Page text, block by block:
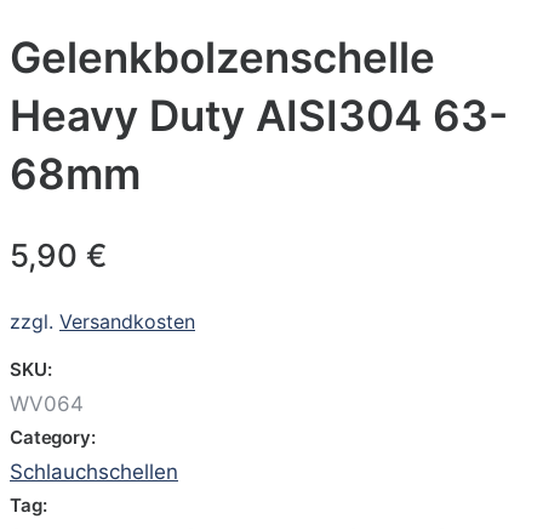
Gelenkbolzenschelle
Heavy Duty AISI304 63-
68mm
5,90 €
zzgl. Versandkosten
SKU:
WV064
Category:
Schlauchschellen
Tag: